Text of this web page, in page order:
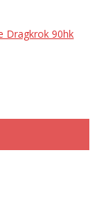
Dragkrok 90hk